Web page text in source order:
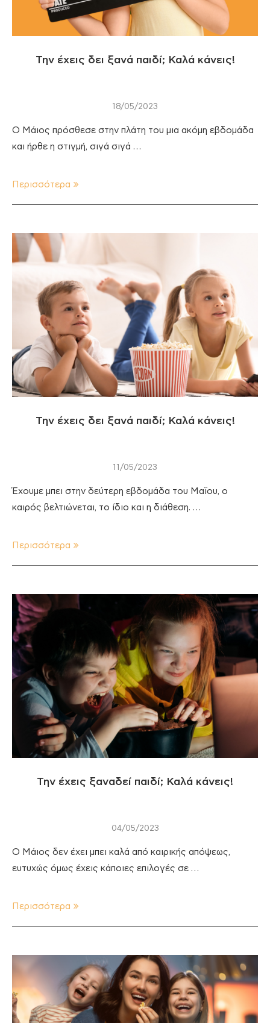
Την έχεις δει ξανά παιδί; Καλά κάνεις!
18/05/2023
Ο Μάιος πρόσθεσε στην πλάτη του μια ακόμη εβδομάδα
και ήρθε η στιγμή, σιγά σιγά …
Περισσότερα
Την έχεις δει ξανά παιδί; Καλά κάνεις!
11/05/2023
Έχουμε μπει στην δεύτερη εβδομάδα του Μαΐου, ο
καιρός βελτιώνεται, το ίδιο και η διάθεση. …
Περισσότερα
Την έχεις ξαναδεί παιδί; Καλά κάνεις!
04/05/2023
Ο Μάιος δεν έχει μπει καλά από καιρικής απόψεως,
ευτυχώς όμως έχεις κάποιες επιλογές σε …
Περισσότερα